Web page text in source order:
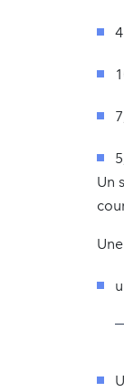
Un